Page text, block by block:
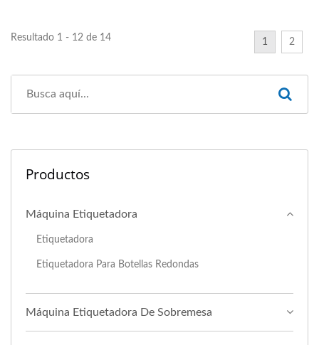
Resultado 1 - 12 de 14 1 2
Productos
Máquina Etiquetadora
Etiquetadora
Etiquetadora Para Botellas Redondas
Máquina Etiquetadora De Sobremesa